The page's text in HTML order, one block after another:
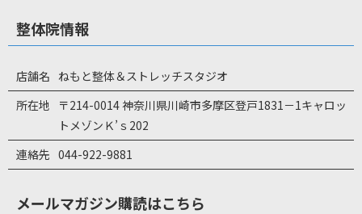
整体院情報
店舗名 ねもと整体＆ストレッチスタジオ
所在地
〒214-0014 神奈川県川崎市多摩区登戸1831－1キャロッ
トメゾンＫ’ｓ202
連絡先 044-922-9881
メールマガジン購読はこちら